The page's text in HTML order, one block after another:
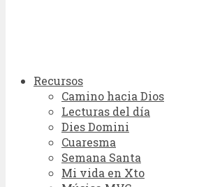
Recursos
Camino hacia Dios
Lecturas del día
Dies Domini
Cuaresma
Semana Santa
Mi vida en Xto